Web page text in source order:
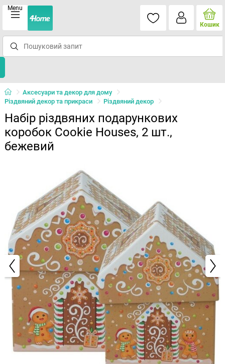
Menu
Кошик
Аксесуари та декор для дому
Різдвяний декор та прикраси
Різдвяний декор
Набір різдвяних подарункових
коробок Cookie Houses, 2 шт.,
бежевий